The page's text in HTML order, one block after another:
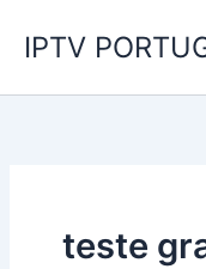
IPTV
teste